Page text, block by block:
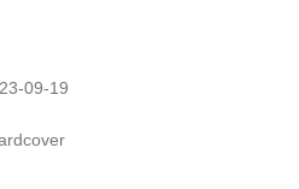
09-19